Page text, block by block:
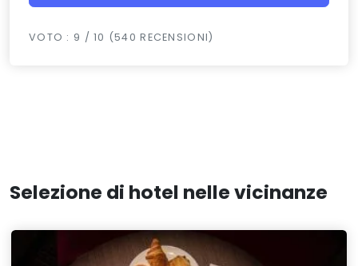
VOTO : 9 / 10 (540 RECENSIONI)
Selezione di hotel nelle vicinanze